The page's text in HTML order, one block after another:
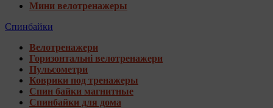
Мини велотренажеры
Спинбайки
Велотренажери
Горизонтальні велотренажери
Пульсометри
Коврики под тренажеры
Спин байки магнитные
Спинбайки для дома